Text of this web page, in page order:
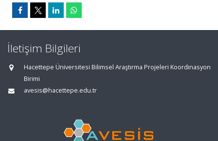
İletişim Bilgileri
Hacettepe Üniversitesi Bilimsel Araştırma Projeleri Koordinasyon
Birimi
avesis@hacettepe.edu.tr